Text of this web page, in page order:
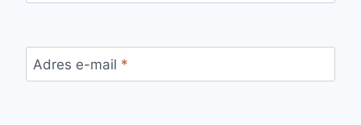
Adres e-mail *